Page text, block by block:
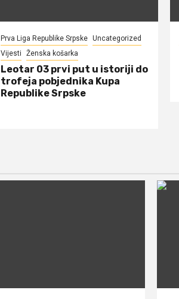
Prva Liga Republike Srpske Uncategorized
Vijesti
Ženska košarka
Leotar 03 prvi put u istoriji do
trofeja pobjednika Kupa
Republike Srpske